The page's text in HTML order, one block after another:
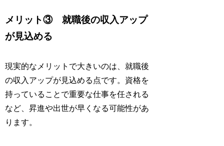
メリット③ 就職後の収入アップ
が見込める
現実的なメリットで大きいのは、就職後
の収入アップが見込める点です。資格を
持っていることで重要な仕事を任される
など、昇進や出世が早くなる可能性があ
ります。